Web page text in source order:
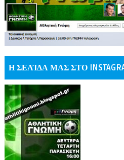
Η ΣΕΛΊΔΑ ΜΑΣ ΣΤΟ